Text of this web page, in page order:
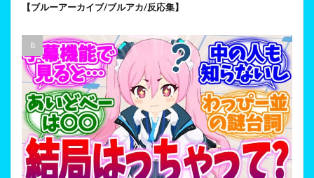
【ブルーアーカイブ/ブルアカ/反応集】